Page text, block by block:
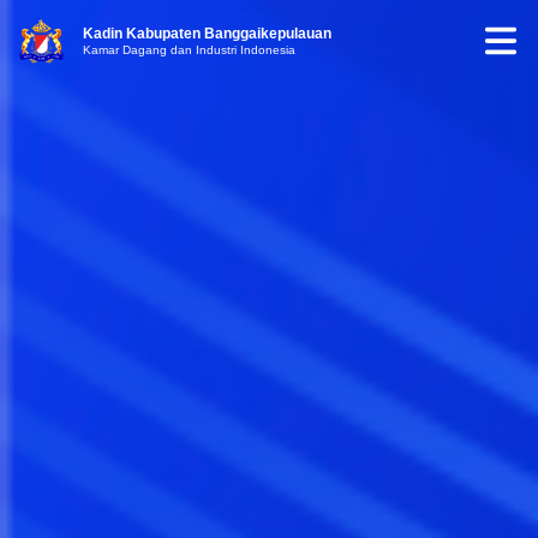
Kadin Kabupaten Banggaikepulauan
Kamar Dagang dan Industri Indonesia